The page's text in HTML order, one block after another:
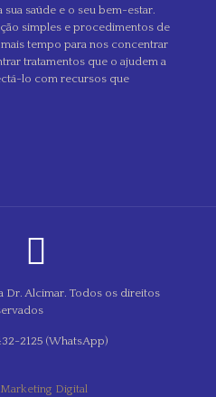
saúde e o seu bem-estar.
simples e procedimentos de
tempo para nos concentrar
tratamentos que o ajudem a
lo com recursos que
Dr. Alcimar. Todos os direitos
2125 (WhatsApp)
Digital